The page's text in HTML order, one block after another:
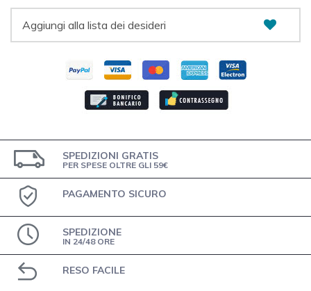
Aggiungi alla lista dei desideri
SPEDIZIONI GRATIS
PER SPESE OLTRE GLI 59€
PAGAMENTO SICURO
SPEDIZIONE
IN 24/48 ORE
RESO FACILE